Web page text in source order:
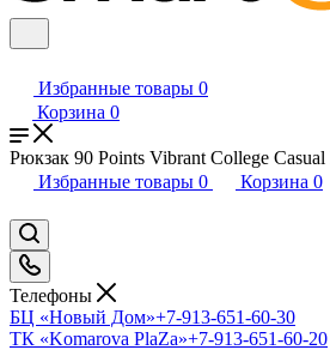
Избранные товары 0
Корзина 0
Рюкзак 90 Points Vibrant College
Избранные товары 0 Корзина 0
Телефоны
БЦ «Новый Дом»+7-913-651-60-30
ТК «Komarova PlaZa»+7-913-651-60-20